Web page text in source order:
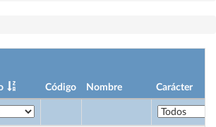
Código Nombre Carácter